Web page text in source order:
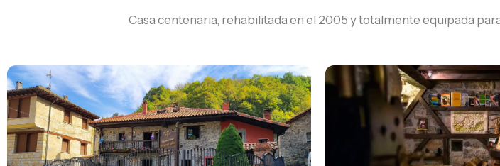
Casa centenaria, rehabilitada en el 2005 y totalmente equipada